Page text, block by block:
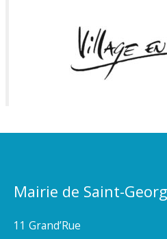
Mairie de Saint-
11 Grand’Rue